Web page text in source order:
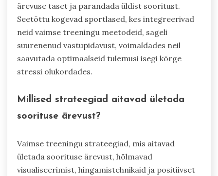
ärevuse taset ja parandada üldist sooritust.
Seetõttu kogevad sportlased, kes integreerivad
neid vaimse treeningu meetodeid, sageli
suurenenud vastupidavust, võimaldades neil
saavutada optimaalseid tulemusi isegi kõrge
stressi olukordades.
Millised strateegiad aitavad ületada
soorituse ärevust?
Vaimse treeningu strateegiad, mis aitavad
ületada soorituse ärevust, hõlmavad
visualiseerimist, hingamistehnikaid ja positiivset